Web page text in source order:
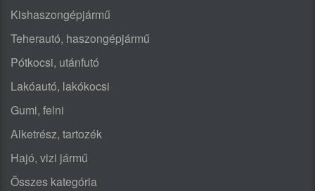
Kishaszongépjármű
Teherautó, haszongépjármű
Pótkocsi, utánfutó
Lakóautó, lakókocsi
Gumi, felni
Alketrész, tartozék
Hajó, vizi jármű
Összes kategória